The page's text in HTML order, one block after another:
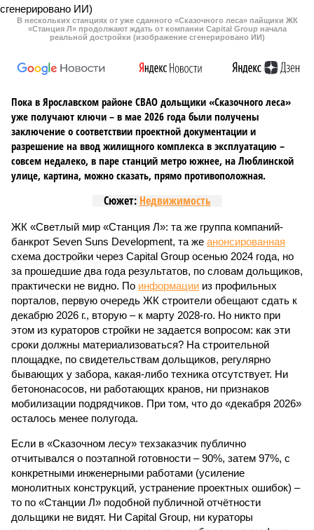
В нескольких станциях от уже сданного «Сказочного леса» пайщики ЖК
«Станция Л» продолжают ждать от компании Capital Group начала
реальной достройки (изображение сгенерировано ИИ)
Пока в Ярославском районе СВАО дольщики «Сказочного леса»
уже получают ключи – в мае 2026 года были получены
заключение о соответствии проектной документации и
разрешение на ввод жилищного комплекса в эксплуатацию –
совсем недалеко, в паре станций метро южнее, на Люблинской
улице, картина, можно сказать, прямо противоположная.
Сюжет: Недвижимость
ЖК «Светлый мир «Станция Л»: та же группа компаний-
банкрот Seven Suns Development, та же анонсированная
схема достройки через Capital Group осенью 2024 года, но
за прошедшие два года результатов, по словам дольщиков,
практически не видно. По информации из профильных
порталов, первую очередь ЖК строители обещают сдать к
декабрю 2026 г., вторую – к марту 2028-го. Но никто при
этом из кураторов стройки не задается вопросом: как эти
сроки должны материализоваться? На строительной
площадке, по свидетельствам дольщиков, регулярно
бывающих у забора, какая-либо техника отсутствует. Ни
бетононасосов, ни работающих кранов, ни признаков
мобилизации подрядчиков. При том, что до «декабря 2026»
осталось менее полугода.
Если в «Сказочном лесу» техзаказчик публично
отчитывался о поэтапной готовности – 90%, затем 97%, с
конкретными инженерными работами (усиление
монолитных конструкций, устранение проектных ошибок) –
то по «Станции Л» подобной публичной отчётности
дольщики не видят. Ни Capital Group, ни кураторы